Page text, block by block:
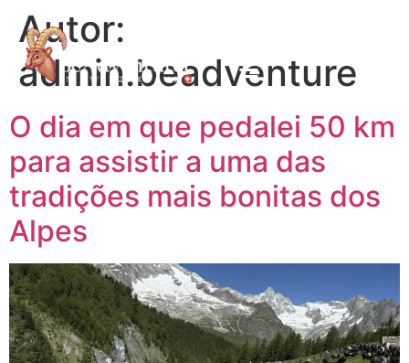
Autor:
admin.beadventure
O dia em que pedalei 50 km
para assistir a uma das
tradições mais bonitas dos
Alpes